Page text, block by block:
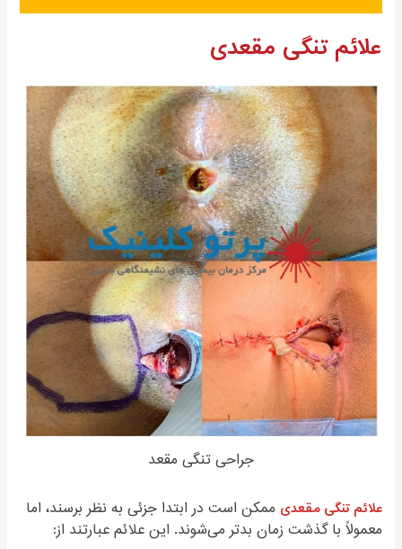
علائم تنگی مقعدی
جراحی تنگی مقعد
علائم تنگی مقعدی ممکن است در ابتدا جزئی به نظر برسند، اما
معمولاً با گذشت زمان بدتر می‌شوند. این علائم عبارتند از: